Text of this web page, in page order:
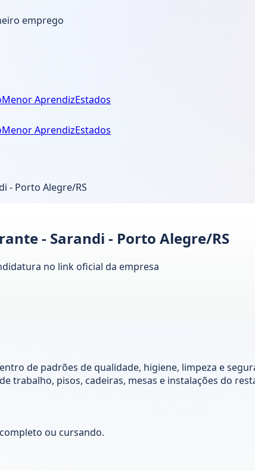
emprego
Menor AprendizEstados
Menor AprendizEstados
- Porto Alegre/RS
- Sarandi - Porto Alegre/RS
no link oficial da empresa
de padrões de qualidade, higiene, limpeza e
trabalho, pisos, cadeiras, mesas e instalações do
ou cursando.